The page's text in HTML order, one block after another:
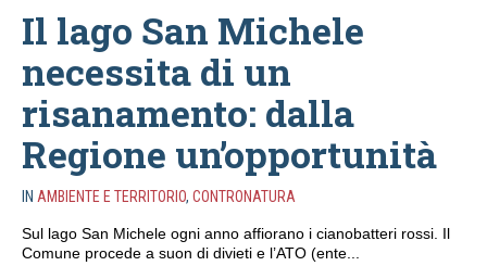
Il lago San Michele
necessita di un
risanamento: dalla
Regione un’opportunità
IN AMBIENTE E TERRITORIO, CONTRONATURA
Sul lago San Michele ogni anno affiorano i cianobatteri rossi. Il
Comune procede a suon di divieti e l’ATO (ente...